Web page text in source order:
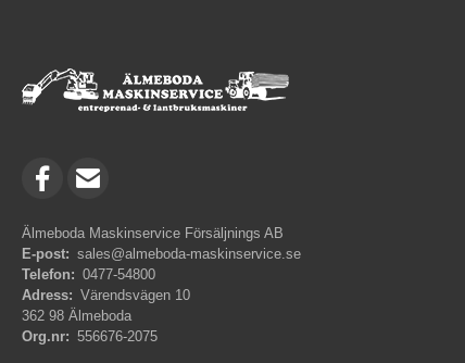
Älmeboda Maskinservice Försäljnings AB
E-post: sales@almeboda-maskinservice.se
Telefon: 0477-54800
Adress: Värendsvägen 10
362 98 Älmeboda
Org.nr: 556676-2075